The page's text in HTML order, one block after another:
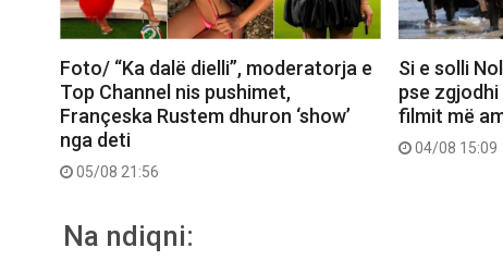
Foto/ “Ka dalë dielli”, moderatorja e
Top Channel nis pushimet,
Françeska Rustem dhuron ‘show’
nga deti
05/08 21:56
Si e solli
pse
filmit më
04/08 15:09
Na ndiqni: